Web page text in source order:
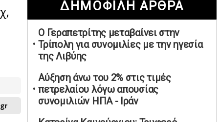
άφησε δύο 15χρονους τραυματίες
Ηνωμένα Αραβικά Εμιράτα: Αίρουν
τους περιορισμούς στον εναέριο χώρο
02/05/2026 | 17:16
Η Αθηνά Λινού αφήνει ανοιχτό το
ενδεχόμενο ένταξης στον νέο
πολιτικό φορέα Τσίπρα
ΔΗΜΟΦΙΛΗ ΑΡΘΡΑ
Ο Γεραπετρίτης μεταβαίνει στην
Τρίπολη για συνομιλίες με την ηγεσία
της Λιβύης
Αύξηση άνω του 2% στις τιμές
πετρελαίου λόγω απουσίας
συνομιλιών ΗΠΑ - Ιράν